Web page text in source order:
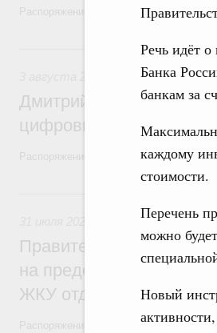
Речь идёт о
Банка
банкам за
каждому
стоимости.
Перечень
можно
Новый
Распоряжение от 3 августа 2026 года
3
Регулирование
Дмитрий Григоренко
цифровых платформ
Распоряжение от 25 июля 2026 года
Социальная
Правительство
на предоставление
ЖКУ отдельным
Распоряжение от 30 июля 2026 года